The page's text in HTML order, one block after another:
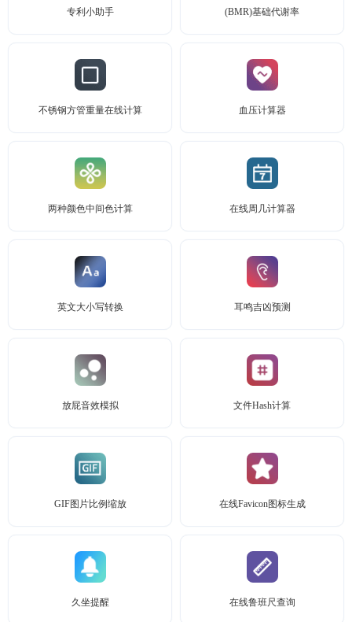
专利小助手 (BMR)基础代谢率
不锈钢方管重量在线计算 血压计算器
两种颜色中间色计算 在线周几计算器
英文大小写转换 耳鸣吉凶预测
放屁音效模拟 文件Hash计算
GIF图片比例缩放 在线Favicon图标生成
久坐提醒 在线鲁班尺查询